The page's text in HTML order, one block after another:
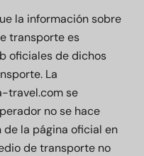
la información sobre
transporte es
oficiales de dichos
La
travel.com se
no se hace
la página oficial en
de transporte no